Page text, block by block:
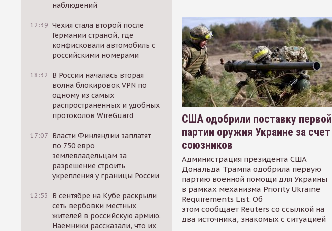
наблюдений
12:39 Чехия стала второй после
Германии страной, где
конфисковали автомобиль с
российскими номерами
18:32
В России началась вторая
волна блокировок VPN по
одному из самых
распространенных и удобных
протоколов WireGuard
17:07 Власти Финляндии заплатят
по 750 евро
землевладельцам за
разрешение строить
укрепления у границы России
12:53
В сентябре на Кубе раскрыли
сеть вербовки местных
жителей в российскую армию.
Наемники рассказали, что их
США одобрили поставку первой
партии оружия Украине за счет
союзников
Администрация президента США
Дональда Трампа одобрила первую
партию военной помощи для Украины
в рамках механизма Priority Ukraine
Requirements List. Об
этом сообщает Reuters со ссылкой на
два источника, знакомых с ситуацией